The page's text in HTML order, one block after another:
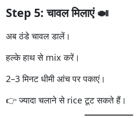
Step 5: चावल मिलाएं 🍛
अब ठंडे चावल डालें।
हल्के हाथ से mix करें।
2–3 मिनट धीमी आंच पर पकाएं।
👉 ज्यादा चलाने से rice टूट सकते हैं।